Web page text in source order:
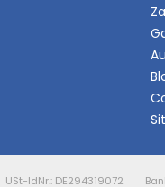
USt-IdNr.: DE294319072